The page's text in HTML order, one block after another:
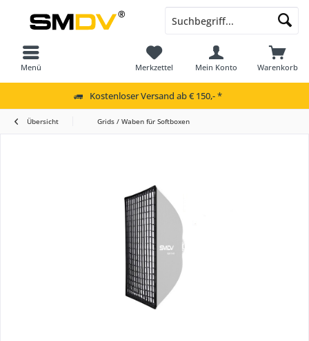
Menü Warenkorb
Merkzettel Mein Konto
Kostenloser Versand ab € 150,- *
Übersicht Grids / Waben für Softboxen